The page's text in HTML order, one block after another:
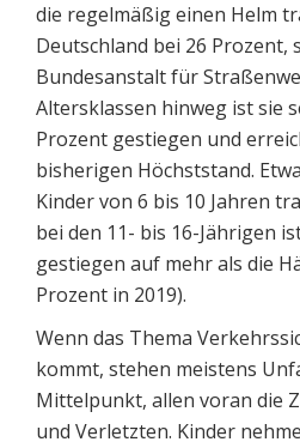
die regelmäßig einen Helm
Deutschland bei 26 Prozent,
Bundesanstalt für
Altersklassen hinweg ist sie
Prozent gestiegen und
bisherigen Höchststand.
Kinder von 6 bis 10 Jahren
bei den 11- bis 16-Jährigen
gestiegen auf mehr als die
Prozent in 2019).
Wenn das Thema
kommt, stehen meistens
Mittelpunkt, allen voran die
und Verletzten. Kinder